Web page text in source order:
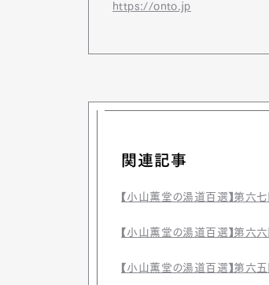
https://onto.jp
関連記事
【小山薫堂の湯道百選】第六七
【小山薫堂の湯道百選】第六六
【小山薫堂の湯道百選】第六五